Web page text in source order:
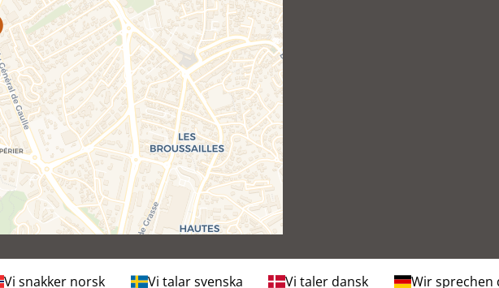
Vi snakker norsk Vi talar svenska Vi taler dansk Wir sprechen